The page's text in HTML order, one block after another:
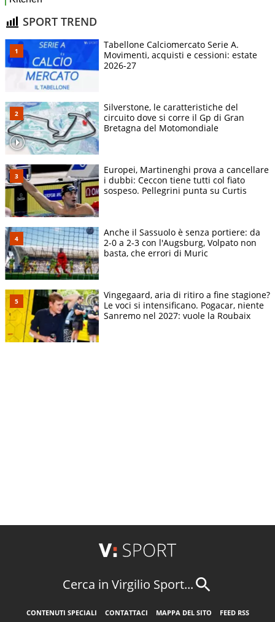
SPORT TREND
Tabellone Calciomercato Serie A.
Movimenti, acquisti e cessioni: estate
2026-27
Silverstone, le caratteristiche del
circuito dove si corre il Gp di Gran
Bretagna del Motomondiale
Europei, Martinenghi prova a cancellare
i dubbi: Ceccon tiene tutti col fiato
sospeso. Pellegrini punta su Curtis
Anche il Sassuolo è senza portiere: da
2-0 a 2-3 con l'Augsburg, Volpato non
basta, che errori di Muric
Vingegaard, aria di ritiro a fine stagione?
Le voci si intensificano. Pogacar, niente
Sanremo nel 2027: vuole la Roubaix
Cerca in Virgilio Sport...
CONTENUTI SPECIALI CONTATTACI MAPPA DEL SITO
FEED RSS